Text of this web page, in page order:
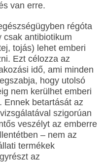
van erre.
régóta
csak antibiotikum
tojás) lehet emberi
Ezt célozza az
idő, ami minden
hogy utolsó
nem kerülhet emberi
Ennek betartását az
szigorúan
veszélyt az emberre
– nem az
termékek
az